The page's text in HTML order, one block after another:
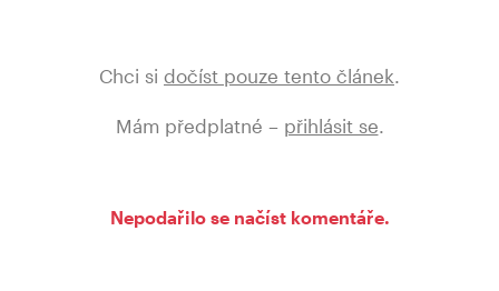
Chci si dočíst pouze tento článek.
Mám předplatné – přihlásit se.
Nepodařilo se načíst komentáře.